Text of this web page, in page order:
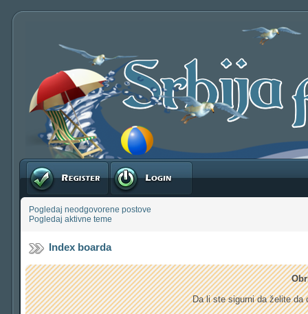
Registruj se Prijavite se
Pogledaj neodgovorene postove
Pogledaj aktivne teme
Index boarda
Da li ste sigurni da želite da